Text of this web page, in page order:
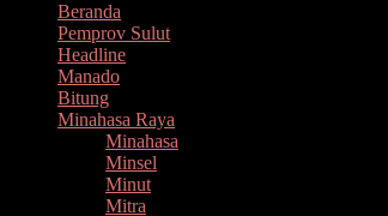
Beranda
Pemprov Sulut
Headline
Manado
Bitung
Minahasa Raya
Minahasa
Minsel
Minut
Mitra